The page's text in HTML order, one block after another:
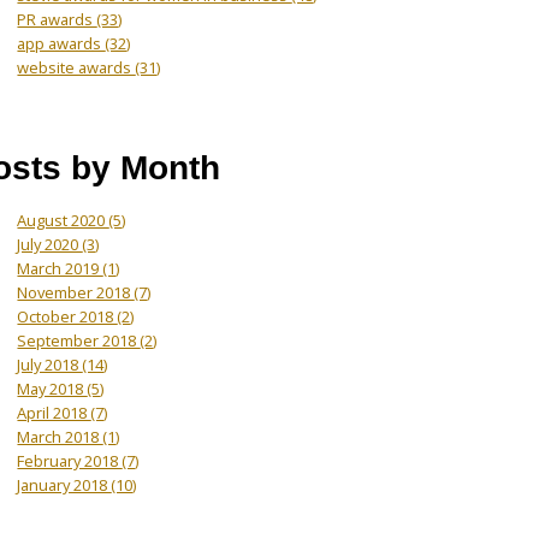
PR awards(33)
app awards(32)
website awards(31)
by Month
August 2020(5)
July 2020(3)
March 2019(1)
November 2018(7)
October 2018(2)
September 2018(2)
July 2018(14)
May 2018(5)
April 2018(7)
March 2018(1)
February 2018(7)
January 2018(10)